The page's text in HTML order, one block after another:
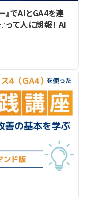
』でAIとGA4を連
って人に朗報！ AI